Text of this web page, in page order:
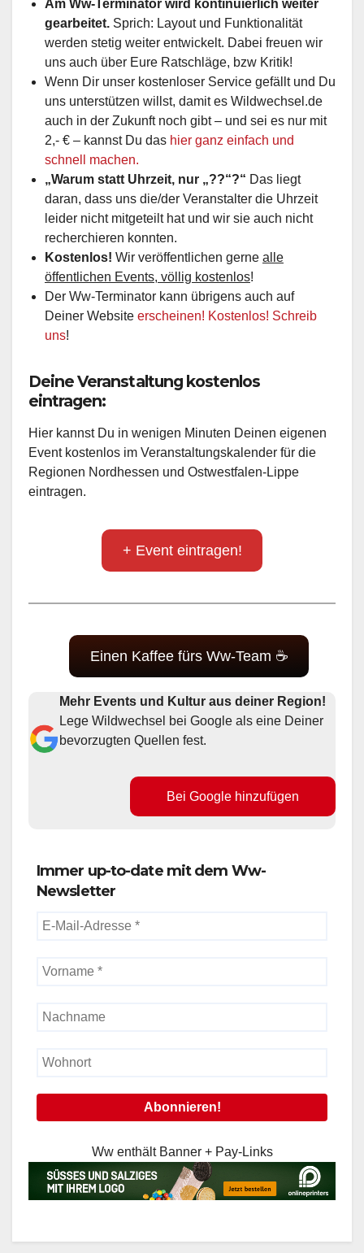
Am Ww-Terminator wird kontinuierlich weiter
gearbeitet. Sprich: Layout und Funktionalität
werden stetig weiter entwickelt. Dabei freuen wir
uns auch über Eure Ratschläge, bzw Kritik!
Wenn Dir unser kostenloser Service gefällt und Du
uns unterstützen willst, damit es Wildwechsel.de
auch in der Zukunft noch gibt – und sei es nur mit
2,- € – kannst Du das hier ganz einfach und
schnell machen.
„Warum statt Uhrzeit, nur „??“?“ Das liegt
daran, dass uns die/der Veranstalter die Uhrzeit
leider nicht mitgeteilt hat und wir sie auch nicht
recherchieren konnten.
Kostenlos! Wir veröffentlichen gerne alle
öffentlichen Events, völlig kostenlos!
Der Ww-Terminator kann übrigens auch auf
Deiner Website erscheinen! Kostenlos! Schreib
uns!
Deine Veranstaltung kostenlos
eintragen:
Hier kannst Du in wenigen Minuten Deinen eigenen
Event kostenlos im Veranstaltungskalender für die
Regionen Nordhessen und Ostwestfalen-Lippe
eintragen.
+ Event eintragen!
Einen Kaffee fürs Ww-Team ☕
Mehr Events und Kultur aus deiner Region!
Lege Wildwechsel bei Google als eine Deiner
bevorzugten Quellen fest.
Bei Google hinzufügen
Immer up-to-date mit dem Ww-
Newsletter
Ww enthält Banner + Pay-Links